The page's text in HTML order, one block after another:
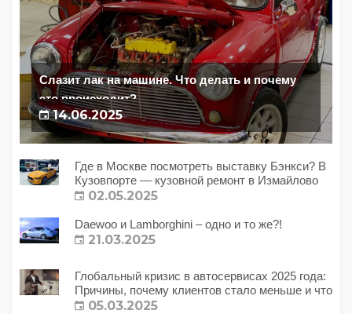
Слазит лак на машине. Что делать и почему
это происходит?
14.06.2025
Где в Москве посмотреть выставку Бэнкси? В
Кузовпорте — кузовной ремонт в Измайлово
02.05.2025
Daewoo и Lamborghini – одно и то же?!
21.03.2025
Глобальный кризис в автосервисах 2025 года:
Причины, почему клиентов стало меньше и что
с этим делать?
05.03.2025